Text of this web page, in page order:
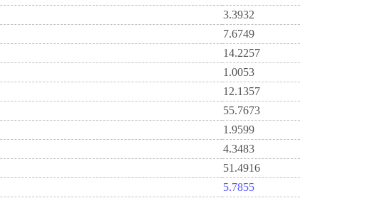
3.3932
7.6749
14.2257
1.0053
12.1357
55.7673
1.9599
4.3483
51.4916
5.7855